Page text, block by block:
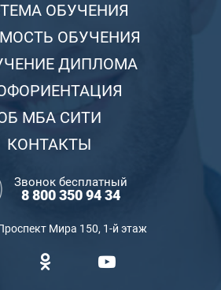
ОБУЧЕНИЯ
ОБУЧЕНИЯ
ДИПЛОМА
МБА СИТИ
КОНТАКТЫ
Звонок бесплатный
8 800 350 94 34
Мира 150, 1-й этаж